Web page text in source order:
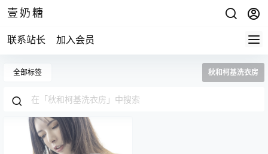
壹奶糖
联系站长 加入会员
全部标签 秋和柯基洗衣房